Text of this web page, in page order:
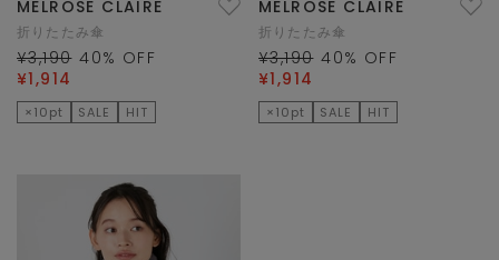
MELROSE CLAIRE
折りたたみ傘
¥3,190 40% OFF
¥1,914
×10pt SALE HIT
MELROSE CLAIRE
折りたたみ傘
¥3,190 40% OFF
¥1,914
×10pt SALE HIT